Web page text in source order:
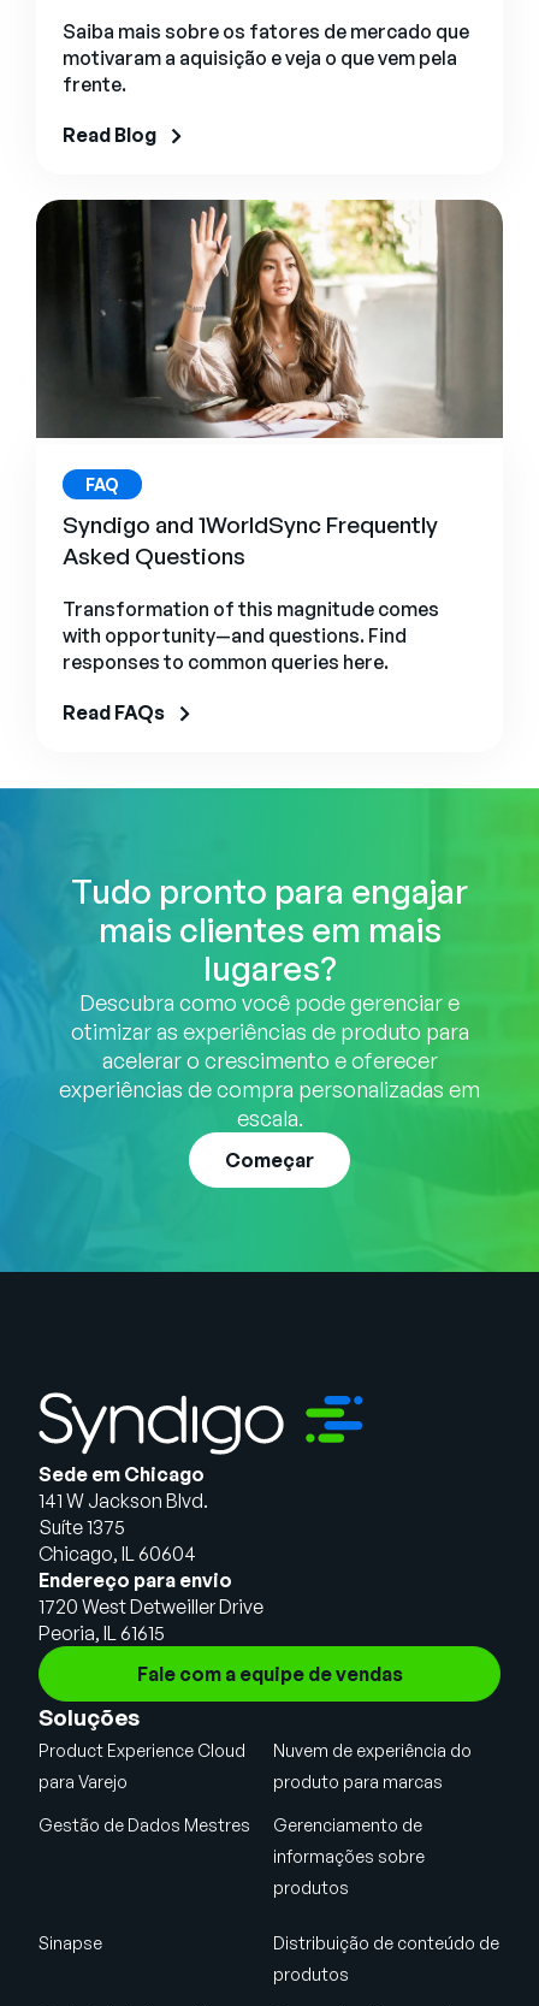
Saiba mais sobre os fatores de mercado que
motivaram a aquisição e veja o que vem pela
frente.
Read Blog
FAQ
Syndigo and 1WorldSync Frequently
Asked Questions
Transformation of this magnitude comes
with opportunity—and questions. Find
responses to common queries here.
Read FAQs
Tudo pronto para engajar
mais clientes em mais
lugares?
Descubra como você pode gerenciar e
otimizar as experiências de produto para
acelerar o crescimento e oferecer
experiências de compra personalizadas em
escala.
Começar
Sede em Chicago
141 W Jackson Blvd.
Suíte 1375
Chicago, IL 60604
Endereço para envio
1720 West Detweiller Drive
Peoria, IL 61615
Fale com a equipe de vendas
Soluções
Product Experience Cloud
para Varejo
Nuvem de experiência do
produto para marcas
Gestão de Dados Mestres
Gerenciamento de
informações sobre
produtos
Sinapse
Distribuição de conteúdo de
produtos